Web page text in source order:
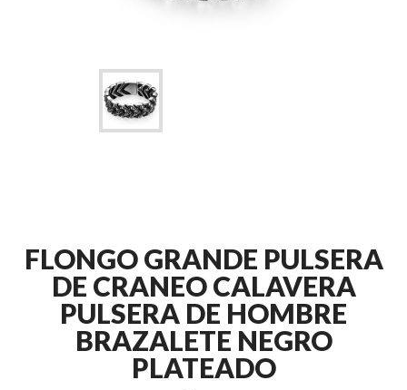
FLONGO GRANDE PULSERA
DE CRANEO CALAVERA
PULSERA DE HOMBRE
BRAZALETE NEGRO
PLATEADO